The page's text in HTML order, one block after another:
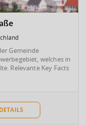
Gemeinde
welches in
Relevante Key Facts
DETAILS